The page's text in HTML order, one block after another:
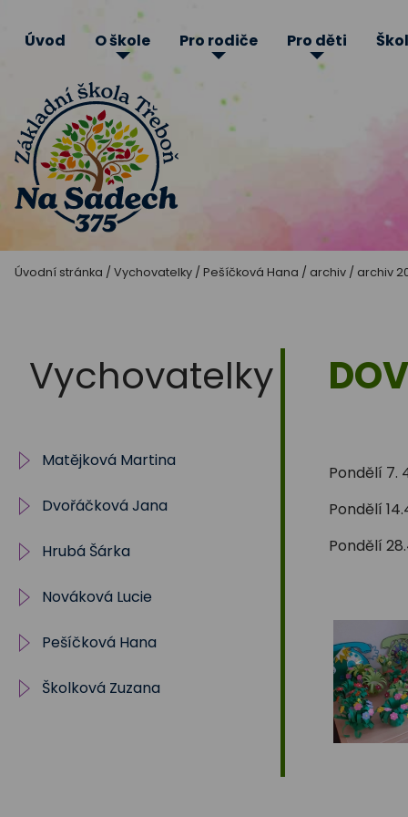
Základní
Třeboň
Sadech
375
Úvod O škole Pro rodiče Pro děti
Úvodní stránka / Vychovatelky / Pešíčková Hana / archiv / archiv
Pondělí 7.
Pondělí
Pondělí
Vychovatelky
Matějková Martina
IV. oddělení ŠD
Dvořáčková Jana
Archiv
5.oddělení
Hrubá Šárka
shruba@zstrebon.cz
I. oddělení
Nováková Lucie
lnovakova@zstrebon.cz
Školní klub
Pešíčková Hana
II.oddělení
Školková Zuzana